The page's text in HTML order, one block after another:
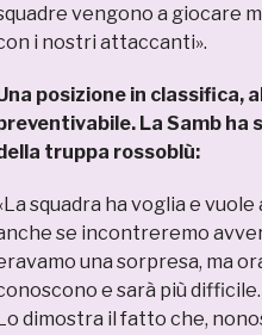
vengono a giocare
i nostri attaccanti».
posizione in classifica,
La Samb
truppa rossoblù:
squadra ha voglia e
se incontreremo
una sorpresa, ma
e sarà più
dimostra il fatto che,